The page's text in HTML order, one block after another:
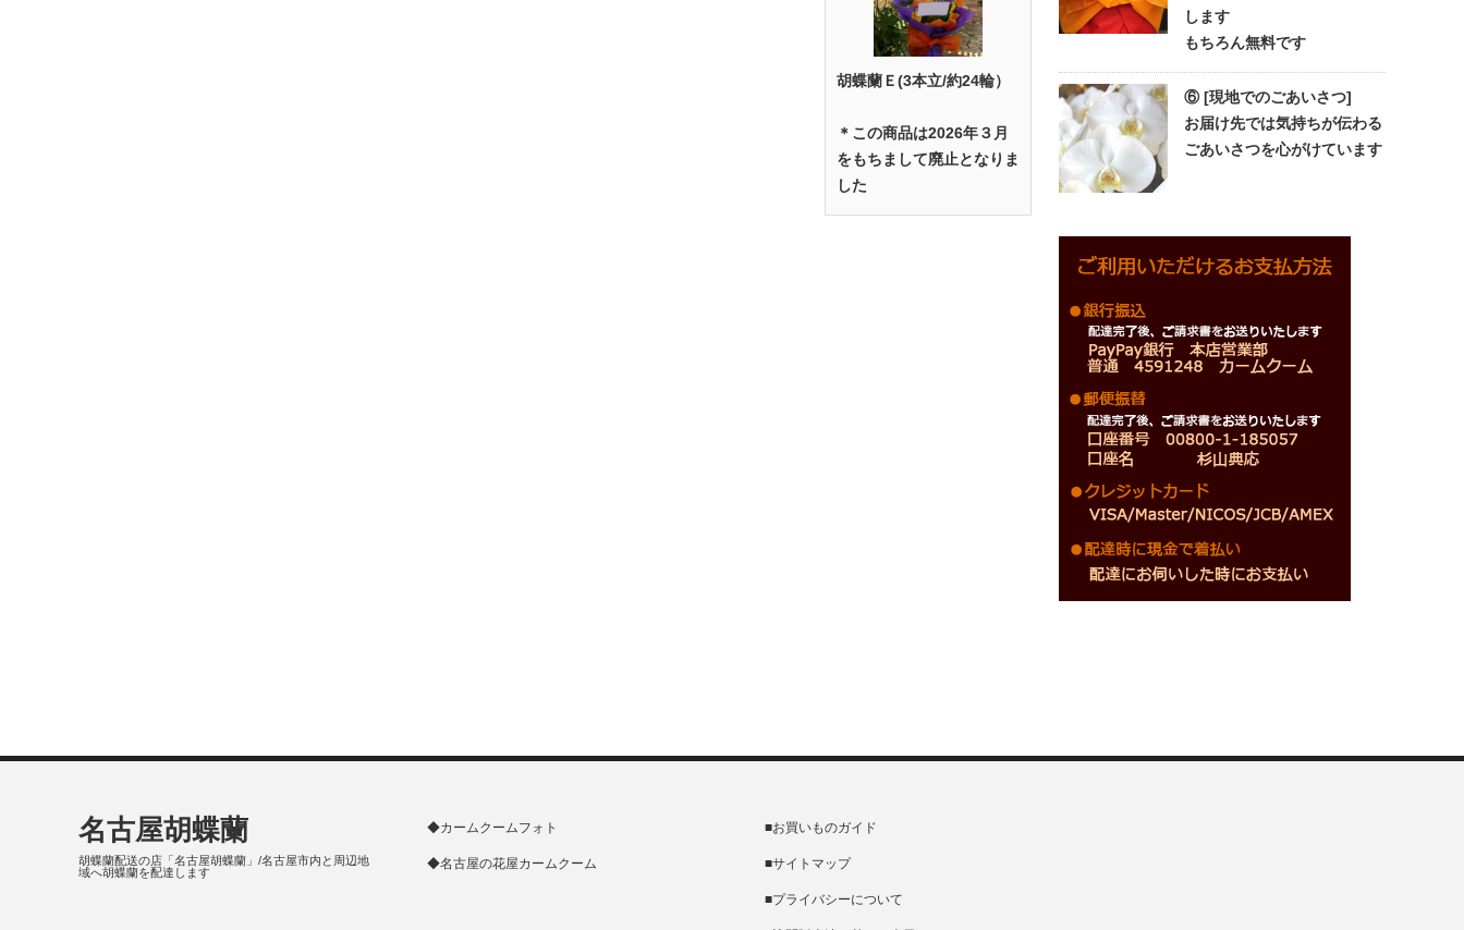
胡蝶蘭Ｅ(3本立/約24輪）
＊この商品は2026年３月
をもちまして廃止となりま
した
します
もちろん無料です
⑥ [現地でのごあいさつ]
お届け先では気持ちが伝わる
ごあいさつを心がけています
◆カームクームフォト
◆名古屋の花屋カームクーム
■お買いものガイド
■サイトマップ
■プライバシーについて
名古屋胡蝶蘭
胡蝶蘭配送の店「名古屋胡蝶蘭」/名古屋市内と周辺地
域へ胡蝶蘭を配達します